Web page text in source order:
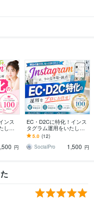
ンス
しま
Face
！
円
EC・D2Cに特化！インス
タグラム運用をいたしま
す Meta広告運用も！Face
book・Threadsも連携！
5.0 (12)
SocialPro
1,500 円